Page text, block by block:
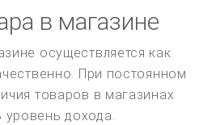
в магазине
осуществляется как
При постоянном
товаров в магазинах
дохода.